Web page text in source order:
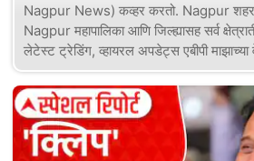
Nagpur News) कव्हर करतो. Nagpur शहर
Nagpur महापालिका आणि जिल्ह्यासह सर्व
लेटेस्ट ट्रेडिंग, व्हायरल अपडेट्स एबीपी माझाच्या